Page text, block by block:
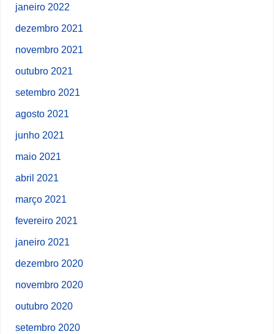
janeiro 2022
dezembro 2021
novembro 2021
outubro 2021
setembro 2021
agosto 2021
junho 2021
maio 2021
abril 2021
março 2021
fevereiro 2021
janeiro 2021
dezembro 2020
novembro 2020
outubro 2020
setembro 2020